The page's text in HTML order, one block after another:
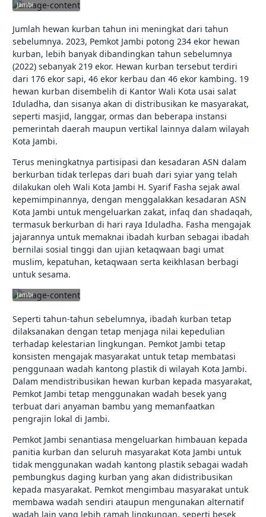
Jambi
Jumlah hewan kurban tahun ini meningkat dari tahun
sebelumnya. 2023, Pemkot Jambi potong 234 ekor hewan
kurban, lebih banyak dibandingkan tahun sebelumnya
(2022) sebanyak 219 ekor. Hewan kurban tersebut terdiri
dari 176 ekor sapi, 46 ekor kerbau dan 46 ekor kambing. 19
hewan kurban disembelih di Kantor Wali Kota usai salat
Iduladha, dan sisanya akan di distribusikan ke masyarakat,
seperti masjid, langgar, ormas dan beberapa instansi
pemerintah daerah maupun vertikal lainnya dalam wilayah
Kota Jambi.
Terus meningkatnya partisipasi dan kesadaran ASN dalam
berkurban tidak terlepas dari buah dari syiar yang telah
dilakukan oleh Wali Kota Jambi H. Syarif Fasha sejak awal
kepemimpinannya, dengan menggalakkan kesadaran ASN
Kota Jambi untuk mengeluarkan zakat, infaq dan shadaqah,
termasuk berkurban di hari raya Iduladha. Fasha mengajak
jajarannya untuk memaknai ibadah kurban sebagai ibadah
bernilai sosial tinggi dan ujian ketaqwaan bagi umat
muslim, kepatuhan, ketaqwaan serta keikhlasan berbagi
untuk sesama.
jambikota.go.id |
Jambi
Seperti tahun-tahun sebelumnya, ibadah kurban tetap
dilaksanakan dengan tetap menjaga nilai kepedulian
terhadap kelestarian lingkungan. Pemkot Jambi tetap
konsisten mengajak masyarakat untuk tetap membatasi
penggunaan wadah kantong plastik di wilayah Kota Jambi.
Dalam mendistribusikan hewan kurban kepada masyarakat,
Pemkot Jambi tetap menggunakan wadah besek yang
terbuat dari anyaman bambu yang memanfaatkan
pengrajin lokal di Jambi.
Pemkot Jambi senantiasa mengeluarkan himbauan kepada
panitia kurban dan seluruh masyarakat Kota Jambi untuk
tidak menggunakan wadah kantong plastik sebagai wadah
pembungkus daging kurban yang akan didistribusikan
kepada masyarakat. Pemkot mengimbau masyarakat untuk
membawa wadah sendiri ataupun mengunakan alternatif
wadah lain yang lebih ramah lingkungan, seperti besek